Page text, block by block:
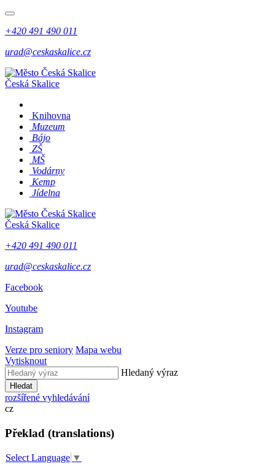
+420 491 490 011
urad@ceskaskalice.cz
Česká Skalice
Knihovna
Muzeum
Bájo
ZŠ
MŠ
Vodárny
Kemp
Jídelna
Česká Skalice
+420 491 490 011
urad@ceskaskalice.cz
Facebook
Youtube
Instagram
Verze pro seniory Mapa webu
Vytisknout
Hledaný výraz
Hledat
rozšířené vyhledávání
cz
Překlad (translations)
Select Language ▼